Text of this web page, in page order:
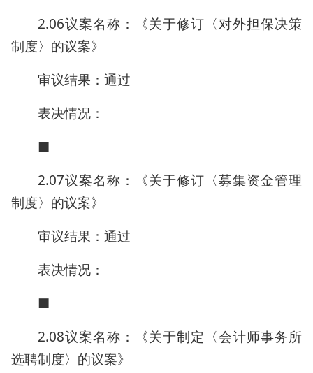
2.06议案名称：《关于修订〈对外担保决策
制度〉的议案》
审议结果：通过
表决情况：
■
2.07议案名称：《关于修订〈募集资金管理
制度〉的议案》
审议结果：通过
表决情况：
■
2.08议案名称：《关于制定〈会计师事务所
选聘制度〉的议案》